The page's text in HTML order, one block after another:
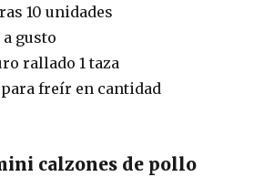
10 unidades
gusto
rallado 1 taza
freír en cantidad
calzones de pollo